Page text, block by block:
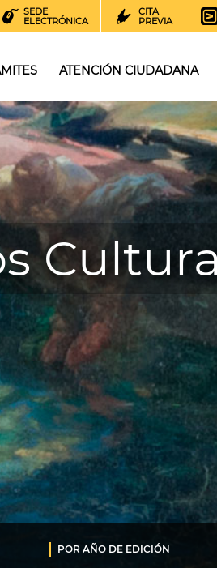
SEDE
ELECTRÓNICA
CITA
PREVIA
ATENCIÓN CIUDADANA
POR AÑO DE EDICIÓN